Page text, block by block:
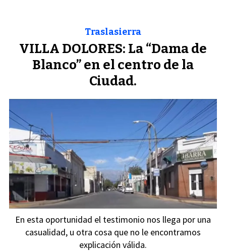
VILLA DOLORES: La “Dama de
Blanco” en el centro de la
Ciudad.
Traslasierra
En esta oportunidad el testimonio nos llega por una
casualidad, u otra cosa que no le encontramos
explicación válida.